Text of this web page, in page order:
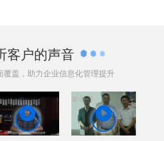
客户的声音
覆盖，助力企业信息化管理提升
 